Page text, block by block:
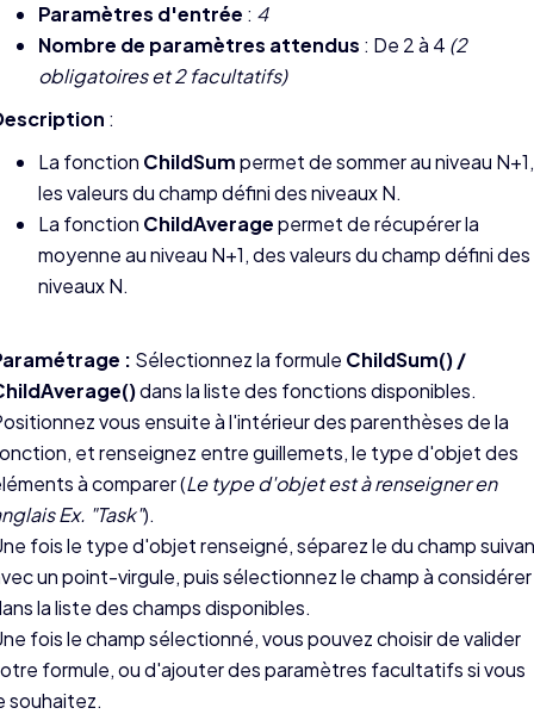
Paramètres d'entrée : 4
Nombre de paramètres attendus : De 2 à 4 (2
obligatoires et 2 facultatifs)
:
La fonction ChildSumpermet de sommer au niveau N+1,
les valeurs du champ défini des niveaux N.
La fonction ChildAveragepermet de récupérer la
moyenne au niveau N+1, des valeurs du champ défini des
niveaux N.
: Sélectionnez la formule ChildSum() /
dans la liste des fonctions disponibles.
vous ensuite à l'intérieur des parenthèses de la
et renseignez entre guillemets, le type d'objet des
à comparer (Le type d'objet est à renseigner en
Ex. "Task").
fois le type d'objet renseigné, séparez le du champ
un point-virgule, puis sélectionnez le champ à considérer
la liste des champs disponibles.
fois le champ sélectionné, vous pouvez choisir de valider
formule, ou d'ajouter des paramètres facultatifs si vous
souhaitez.